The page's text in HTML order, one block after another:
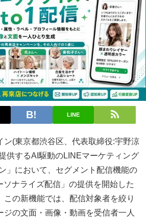
LINE
ン(東京都渋谷区、代表取締役:宇野涼
供するAI駆動のLINEマーケティング
」において、セグメント配信機能の
ソナライズ配信」の提供を開始した
この新機能では、配信対象者を絞り
の文面・画像・動画を受信者一人